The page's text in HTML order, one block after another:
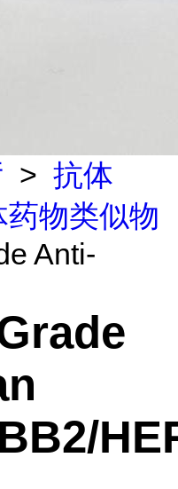
> 抗体
药物类似物
Anti-